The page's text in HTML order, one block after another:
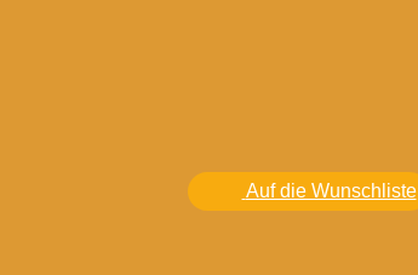
Auf die Wunschliste